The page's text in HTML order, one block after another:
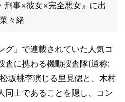
刑事×彼女×完全悪女』に出
々緒
グ」で連載されていた人気コ
査に携わる機動捜査隊(通称:
坂桃李演じる里見偲と、木村
同士であることを隠し、コン